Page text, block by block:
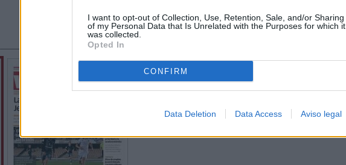
I want to opt-out of Collection, Use, Retention, Sale, and/or Sharing
of my Personal Data that Is Unrelated with the Purposes for which it
was collected.
Opted In
CONFIRM
Data Deletion Data Access Aviso legal